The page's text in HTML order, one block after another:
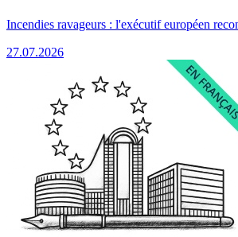
Incendies ravageurs : l'exécutif européen
27.07.2026